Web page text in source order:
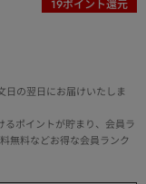
19ポイント還元
日の翌日にお届けいたしま
るポイントが貯まり、会員ラ
無料などお得な会員ランク